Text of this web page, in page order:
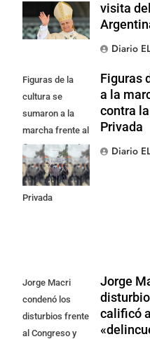
visita
Diario
Figuras de la
cultura se
sumaron a la
marcha frente al
Congreso contra
la Ley de
Propiedad
Privada
Figuras
a la
contra
Privada
Diario
Jorge Macri
condenó los
disturbios frente
al Congreso y
Jorge
calificó